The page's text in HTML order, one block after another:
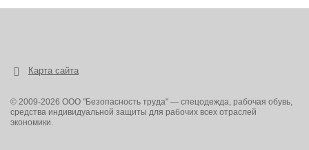
Карта сайта
© 2009-2026 ООО "Безопасность труда" — спецодежда, рабочая обувь,
средства индивидуальной защиты для рабочих всех отраслей
экономики.